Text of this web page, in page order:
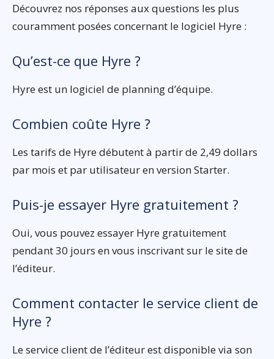
Découvrez nos réponses aux questions les plus
couramment posées concernant le logiciel Hyre :
Qu’est-ce que Hyre ?
Hyre est un logiciel de planning d’équipe.
Combien coûte Hyre ?
Les tarifs de Hyre débutent à partir de 2,49 dollars
par mois et par utilisateur en version Starter.
Puis-je essayer Hyre gratuitement ?
Oui, vous pouvez essayer Hyre gratuitement
pendant 30 jours en vous inscrivant sur le site de
l’éditeur.
Comment contacter le service client de
Hyre ?
Le service client de l’éditeur est disponible via son